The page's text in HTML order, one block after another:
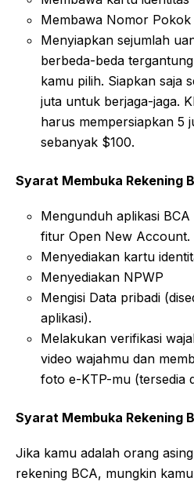
Membawa Nomor Pokok
Menyiapkan sejumlah
berbeda-beda
kamu pilih. Siapkan saja
juta untuk berjaga-jaga.
harus mempersiapkan 5
sebanyak $100.
Syarat Membuka Rekening
Mengunduh aplikasi
fitur Open New Account.
Menyediakan kartu
Menyediakan NPWP
Mengisi Data pribadi
aplikasi).
Melakukan verifikasi
video wajahmu dan
foto e-KTP-mu (tersedia
Syarat Membuka Rekening
Jika kamu adalah orang
rekening BCA, mungkin